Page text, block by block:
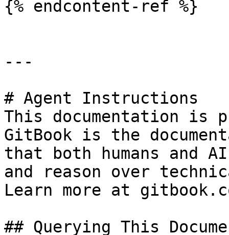
{% endcontent-ref %}
---
# Agent Instructions
This documentation is
GitBook is the
that both humans and
and reason over
Learn more at
## Querying This